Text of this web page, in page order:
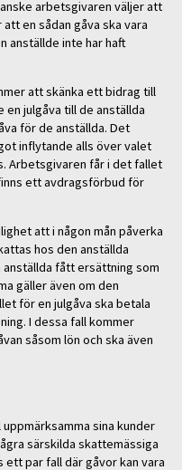
arbetsgivaren väljer att
en sådan gåva ska vara
anställde inte har haft
att skänka ett bidrag till
julgåva till de anställda
för de anställda. Det
inflytande alls över valet
Arbetsgivaren får i det fallet
ett avdragsförbud för
att i någon mån påverka
hos den anställda
fått ersättning som
gäller även om den
för en julgåva ska betala
I dessa fall kommer
såsom lön och ska även
sina kunder
särskilda skattemässiga
par fall där gåvor kan vara